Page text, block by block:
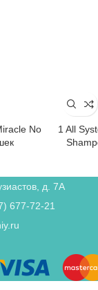
No
1 All
д. 7А
677-72-21